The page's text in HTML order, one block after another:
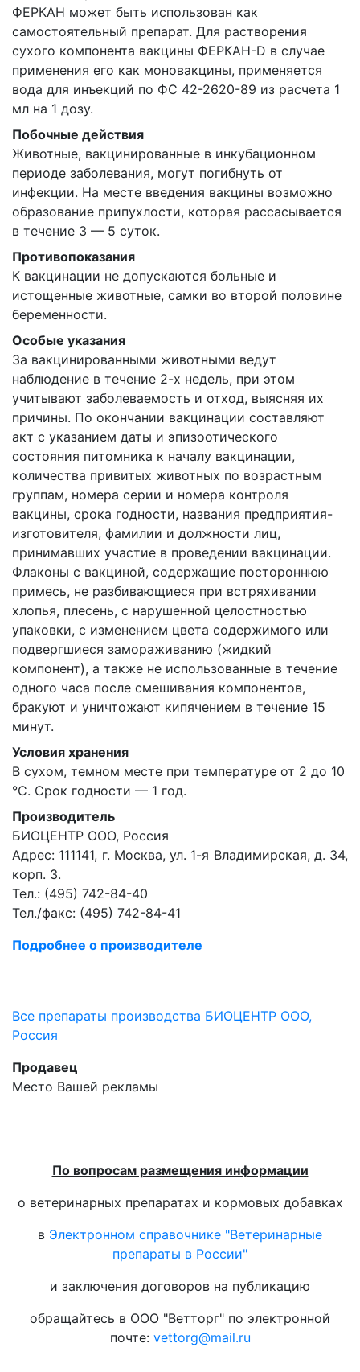
ФЕРКАН может быть использован как
самостоятельный препарат. Для растворения
сухого компонента вакцины ФЕРКАН-D в случае
применения его как моновакцины, применяется
вода для инъекций по ФС 42-2620-89 из расчета 1
мл на 1 дозу.
Побочные действия
Животные, вакцинированные в инкубационном
периоде заболевания, могут погибнуть от
инфекции. На месте введения вакцины возможно
образование припухлости, которая рассасывается
в течение 3 — 5 суток.
Противопоказания
К вакцинации не допускаются больные и
истощенные животные, самки во второй половине
беременности.
Особые указания
За вакцинированными животными ведут
наблюдение в течение 2-х недель, при этом
учитывают заболеваемость и отход, выясняя их
причины. По окончании вакцинации составляют
акт с указанием даты и эпизоотического
состояния питомника к началу вакцинации,
количества привитых животных по возрастным
группам, номера серии и номера контроля
вакцины, срока годности, названия предприятия-
изготовителя, фамилии и должности лиц,
принимавших участие в проведении вакцинации.
Флаконы с вакциной, содержащие постороннюю
примесь, не разбивающиеся при встряхивании
хлопья, плесень, с нарушенной целостностью
упаковки, с изменением цвета содержимого или
подвергшиеся замораживанию (жидкий
компонент), а также не использованные в течение
одного часа после смешивания компонентов,
бракуют и уничтожают кипячением в течение 15
минут.
Условия хранения
В сухом, темном месте при температуре от 2 до 10
°С. Срок годности — 1 год.
Производитель
БИОЦЕНТР ООО, Россия
Адрес: 111141, г. Москва, ул. 1-я Владимирская, д. 34,
корп. 3.
Тел.: (495) 742-84-40
Тел./факс: (495) 742-84-41
Подробнее о производителе
Все препараты производства БИОЦЕНТР ООО,
Россия
Продавец
Место Вашей рекламы
По вопросам размещения информации
о ветеринарных препаратах и кормовых добавках
в Электронном справочнике "Ветеринарные
препараты в России"
и заключения договоров на публикацию
обращайтесь в ООО "Ветторг" по электронной
почте: vettorg@mail.ru